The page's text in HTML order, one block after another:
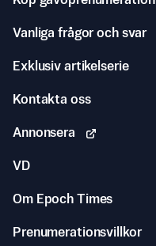
Vanliga frågor och svar
Exklusiv artikelserie
Kontakta oss
Annonsera
VD
Om Epoch Times
Prenumerationsvillkor